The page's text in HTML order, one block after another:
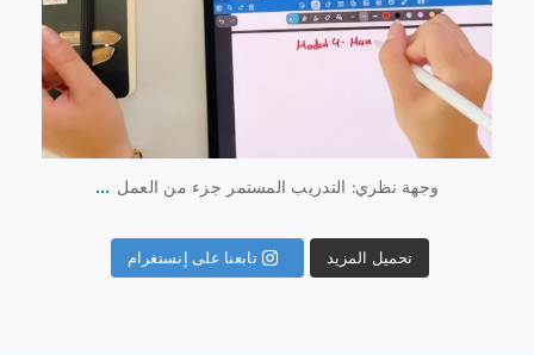
وجهة نظري: التدريب المستمر جزء من العمل ...
تحميل المزيد تابعنا على إنستغرام